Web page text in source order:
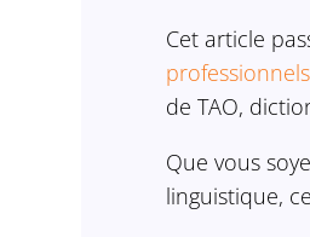
Cet article
professionnels
de TAO,
Que vous
linguistique,